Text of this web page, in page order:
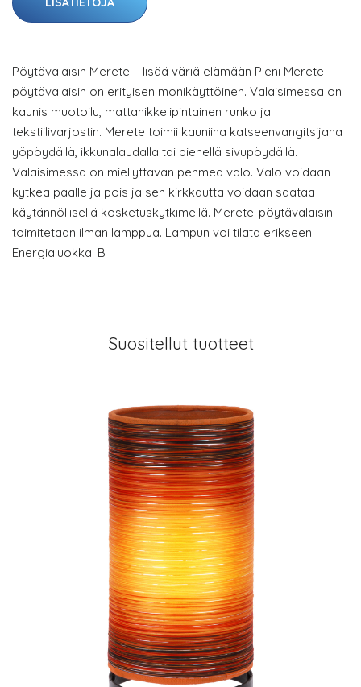
Pöytävalaisin Merete – lisää väriä elämään Pieni Merete-
pöytävalaisin on erityisen monikäyttöinen. Valaisimessa on
kaunis muotoilu, mattanikkelipintainen runko ja
tekstiilivarjostin. Merete toimii kauniina katseenvangitsijana
yöpöydällä, ikkunalaudalla tai pienellä sivupöydällä.
Valaisimessa on miellyttävän pehmeä valo. Valo voidaan
kytkeä päälle ja pois ja sen kirkkautta voidaan säätää
käytännöllisellä kosketuskytkimellä. Merete-pöytävalaisin
toimitetaan ilman lamppua. Lampun voi tilata erikseen.
Energialuokka: B
Suositellut tuotteet